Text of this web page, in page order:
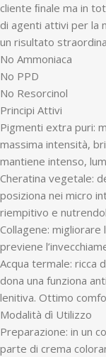
cliente ﬁnale ma in
di agenti attivi per la
un risultato
No Ammoniaca
No PPD
No Resorcinol
Principi Attivi
Pigmenti extra puri:
massima intensità,
mantiene intenso,
Cheratina vegetale:
posiziona nei micro
riempitivo e
Collagene: migliorare
previene
Acqua termale: ricca
dona una funziona
lenitiva. Ottimo
Modalità dì Utilizzo
Preparazione: in un
parte di crema